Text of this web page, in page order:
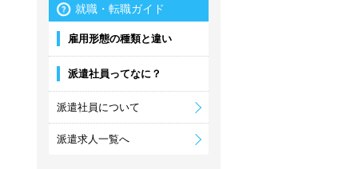
就職・転職ガイド
雇用形態の種類と違い
派遣社員ってなに？
派遣社員について
派遣求人一覧へ